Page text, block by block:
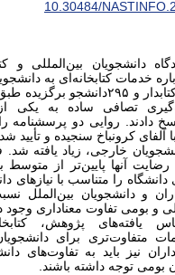
10.30484/
دانشجویان بین‌المللی و
خدمات کتابخانه‌ای به
۳۶ کتابدار و ۲۹۵دانشجو
تصافی ساده به یکی
دادند. روایی دو پرسشنامه
آلفای کرونباخ سنجیده و تأیید
خارجی، زیاد یافته شد.
آنها پایین‌تر از متوسط
دانشگاه را متناسب با نیازهای
و دانشجویان بین‌الملل
و بومی تفاوت معناداری
یافته‌های پژوهش،
متفاوت‌تری برای
نیز باید به تفاوت‌های
بومی توجه داشته باشند.